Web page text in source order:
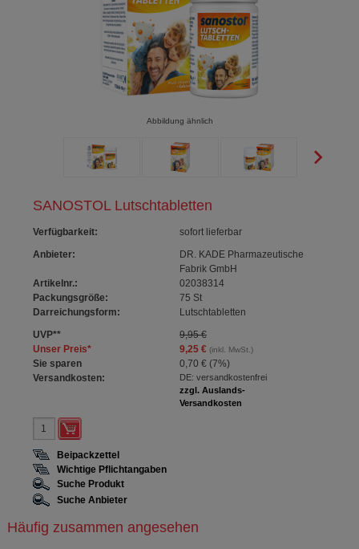
SANOSTOL Lutschtabletten
Verfügbarkeit:
sofort lieferbar
Anbieter:
DR. KADE Pharmazeutische
Fabrik GmbH
Artikelnr.:
02038314
Packungsgröße:
75 St
Darreichungsform:
Lutschtabletten
UVP**
9,95 €
Unser Preis* 9,25 €(inkl. MwSt.)
Sie sparen 0,70 € (7%)
Versandkosten:
DE: versandkostenfrei
zzgl. Auslands-
Versandkosten
Abbildung ähnlich
Beipackzettel
Wichtige Pflichtangaben
Suche Produkt
Suche Anbieter
Häufig zusammen angesehen